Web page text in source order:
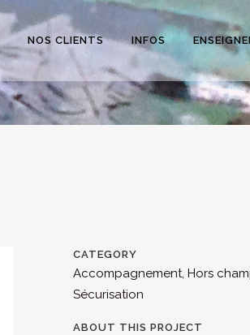
NOS CLIENTS INFOS
CATEGORY
Accompagnement, Hors
Sécurisation
ABOUT THIS PROJECT